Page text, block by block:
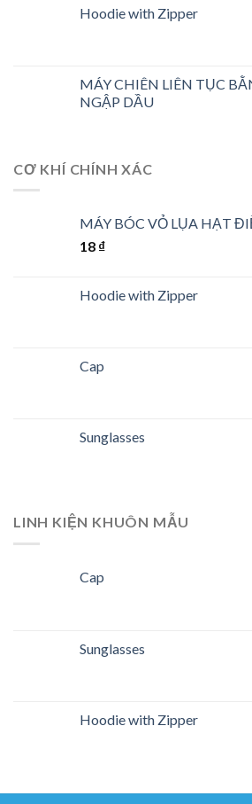
Hoodie with Zipper
MÁY CHIÊN LIÊN TỤC
NGẬP DẦU
CƠ KHÍ CHÍNH XÁC
MÁY BÓC VỎ LỤA HẠT
18 ₫
Hoodie with Zipper
Cap
Sunglasses
LINH KIỆN KHUÔN MẪU
Cap
Sunglasses
Hoodie with Zipper